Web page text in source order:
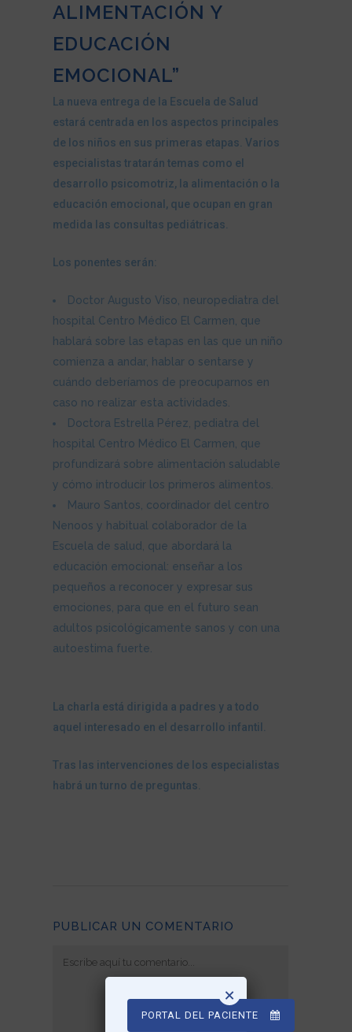
ALIMENTACIÓN Y
EDUCACIÓN
EMOCIONAL”
La nueva entrega de la Escuela de Salud
estará centrada en los aspectos principales
de los niños en sus primeras etapas. Varios
especialistas tratarán temas como el
desarrollo psicomotriz, la alimentación o la
educación emocional, que ocupan en gran
medida las consultas pediátricas.
Los ponentes serán:
Doctor Augusto Viso, neuropediatra del
hospital Centro Médico El Carmen, que
hablará sobre las etapas en las que un niño
comienza a andar, hablar o sentarse y
cuándo deberíamos de preocuparnos en
caso no realizar esta actividades.
Doctora Estrella Pérez, pediatra del
hospital Centro Médico El Carmen, que
profundizará sobre alimentación saludable
y cómo introducir los primeros alimentos.
Mauro Santos, coordinador del centro
Nenoos y habitual colaborador de la
Escuela de salud, que abordará la
educación emocional: enseñar a los
pequeños a reconocer y expresar sus
emociones, para que en el futuro sean
adultos psicológicamente sanos y con una
autoestima fuerte.
La charla está dirigida a padres y a todo
aquel interesado en el desarrollo infantil.
Tras las intervenciones de los especialistas
habrá un turno de preguntas.
PUBLICAR UN COMENTARIO
PORTAL DEL PACIENTE
×